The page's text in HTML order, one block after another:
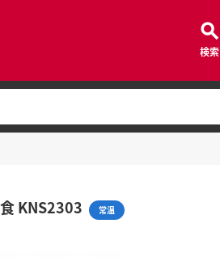
検索
KNS2303 常温